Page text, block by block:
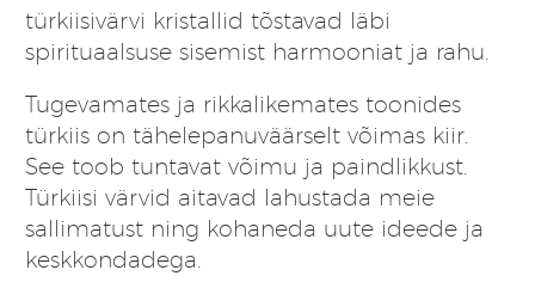
türkiisivärvi kristallid tõstavad läbi
spirituaalsuse sisemist harmooniat ja rahu.
Tugevamates ja rikkalikemates toonides
türkiis on tähelepanuväärselt võimas kiir.
See toob tuntavat võimu ja paindlikkust.
Türkiisi värvid aitavad lahustada meie
sallimatust ning kohaneda uute ideede ja
keskkondadega.